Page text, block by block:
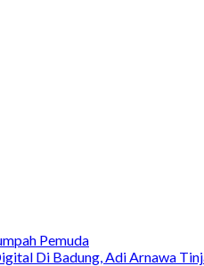
Pemuda
Di Badung, Adi Arnawa